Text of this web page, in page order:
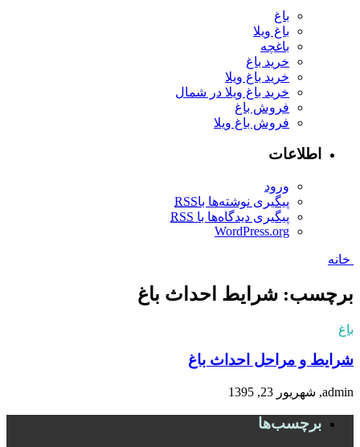
باغ
باغ ویلا
باغچه
خرید باغ
خرید باغ ویلا
خرید باغ ویلا در شمال
فروش باغ
فروش باغ ویلا
اطلاعات
ورود
پیگیری نوشته‌ها باRSS
پیگیری دیدگاه‌ها با RSS
WordPress.org
خانه
برچسب: شرایط احداث باغ
باغ
شرایط و مراحل احداث باغ
admin, شهریور 23, 1395
برچسب‌ها